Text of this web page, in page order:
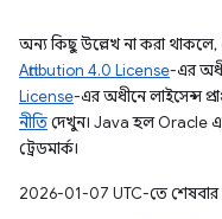
অন্য কিছু উল্লেখ না করা থাকলে,
Attribution 4.0 License-এর
License-এর অধীনে লাইসেন্স
নীতিদেখুন। Java হল Oracle
ট্রেডমার্ক।
2026-01-07 UTC-তে